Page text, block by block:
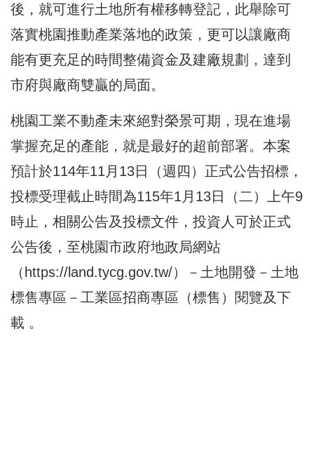
後，就可進行土地所有權移轉登記，此舉除可
落實桃園推動產業落地的政策，更可以讓廠商
能有更充足的時間整備資金及建廠規劃，達到
市府與廠商雙贏的局面。
桃園工業不動產未來絕對榮景可期，現在進場
掌握充足的產能，就是最好的超前部署。本案
預計於114年11月13日（週四）正式公告招標，
投標受理截止時間為115年1月13日（二）上午9
時止，相關公告及投標文件，投資人可於正式
公告後，至桃園市政府地政局網站
（https://land.tycg.gov.tw/）－土地開發－土地
標售專區－工業區招商專區（標售）閱覽及下
載 。